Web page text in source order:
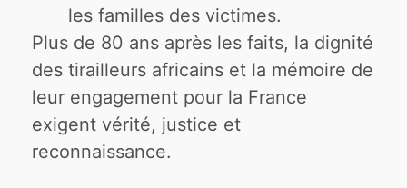
les familles des victimes.
Plus de 80 ans après les faits, la dignité
des tirailleurs africains et la mémoire de
leur engagement pour la France
exigent vérité, justice et
reconnaissance.